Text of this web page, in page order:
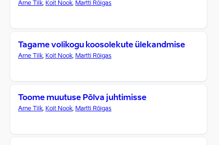
Arne Tilk, Koit Nook, Martti Rõigas
Tagame volikogu koosolekute ülekandmise
Arne Tilk, Koit Nook, Martti Rõigas
Toome muutuse Põlva juhtimisse
Arne Tilk, Koit Nook, Martti Rõigas